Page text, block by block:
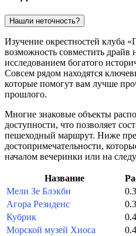
Нашли неточность?
Изучение окрестностей клуба
возможность совместить драйв
исследованием богатого
Совсем рядом находятся
которые помогут вам лучше
прошлого.
Многие знаковые объекты
доступности, что позволяет
пешеходный маршрут. Ниже
достопримечательности,
началом вечеринки или на
Название
Мели Зе Блэкби
Агора Резиденс
Кубрик
Морской музей Хиоса